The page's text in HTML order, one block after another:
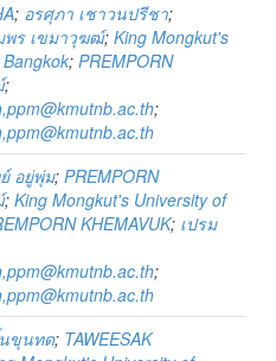
; อรศุภา เชาวนปรีชา;
พร เขมาวุฆฒ์; King Mongkut's
; PREMPORN
;
;
อยู่พุ่ม; PREMPORN
; King Mongkut's University of
KHEMAVUK; เปรม
;
ขุนทด; TAWEESAK